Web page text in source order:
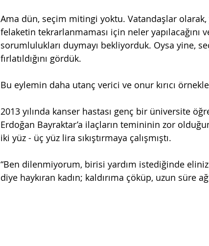
Ama dün, seçim mitingi yoktu. Vatandaşlar olarak,
felaketin tekrarlanmaması için neler yapılacağını
sorumlulukları duymayı bekliyorduk. Oysa yine,
fırlatıldığını gördük.
Bu eylemin daha utanç verici ve onur kırıcı
2013 yılında kanser hastası genç bir üniversite
Erdoğan Bayraktar’a ilaçların temininin zor
iki yüz - üç yüz lira sıkıştırmaya çalışmıştı.
“Ben dilenmiyorum, birisi yardım istediğinde eliniz
diye haykıran kadın; kaldırıma çöküp, uzun süre